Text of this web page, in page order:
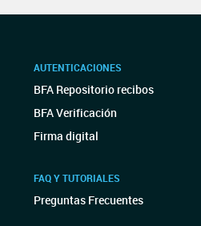
AUTENTICACIONES
BFA Repositorio recibos
BFA Verificación
Firma digital
FAQ Y TUTORIALES
Preguntas Frecuentes